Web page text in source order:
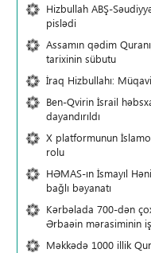
Hizbullah ABŞ-
pislədi
Assamın qədim
tarixinin sübutu
İraq Hizbullahı:
Ben-Qvirin İsrail
dayandırıldı
X platformunun
rolu
HƏMAS-ın İsmayıl
bağlı bəyanatı
Kərbəlada 700-dən
Ərbaəin mərasiminin
Məkkədə 1000 illik